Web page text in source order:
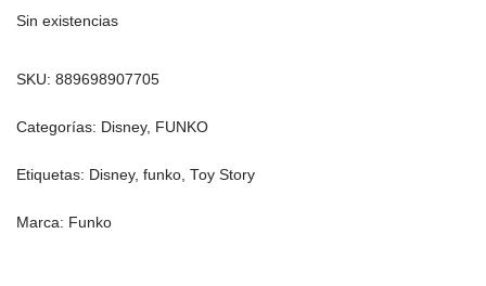
Sin existencias
SKU: 889698907705
Categorías: Disney, FUNKO
Etiquetas: Disney, funko Toy Story
Marca: Funko